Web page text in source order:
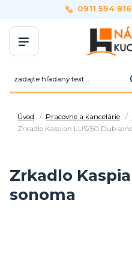
0911 594 816
Úvod Pracovne a kancelárie
Zrkadlo Kaspian LUS/50 Dub
Zrkadlo
sonoma